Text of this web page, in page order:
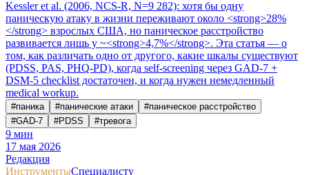
Kessler et al. (2006, NCS-R, N=9 282): хотя бы одну
паническую атаку в жизни переживают около <strong>28%
</strong> взрослых США, но паническое расстройство
развивается лишь у ~<strong>4,7%</strong>. Эта статья — о
том, как различать одно от другого, какие шкалы существуют
(PDSS, PAS, PHQ-PD), когда self-screening через GAD-7 +
DSM-5 checklist достаточен, и когда нужен немедленный
medical workup.
#паника #панические атаки #паническое расстройство
#GAD-7 #PDSS #тревога
9 мин
17 мая 2026
Редакция
ИнструментыСпециалисту